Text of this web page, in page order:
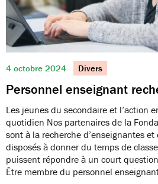
4 octobre 2024 Divers
Personnel enseignant
Les jeunes du secondaire et l’action
quotidien Nos partenaires de la
sont à la recherche d’enseignantes
disposés à donner du temps de
puissent répondre à un court
Être membre du personnel